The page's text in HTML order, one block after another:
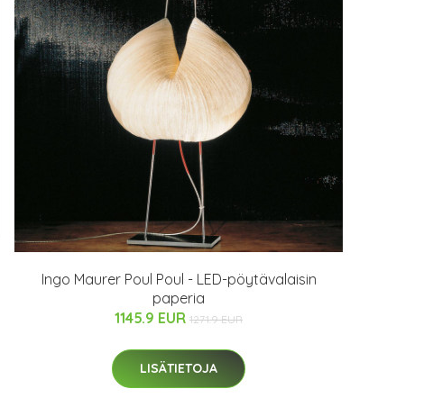
Ingo Maurer Poul Poul - LED-pöytävalaisin
paperia
1145.9 EUR 1271.9 EUR
LISÄTIETOJA